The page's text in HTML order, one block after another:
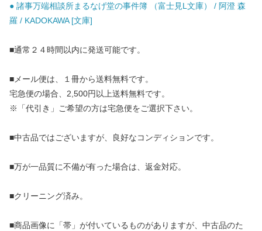
● 諸事万端相談所まるなげ堂の事件簿 （富士見L文庫） / 阿澄 森
羅 / KADOKAWA [文庫]
■通常２４時間以内に発送可能です。
■メール便は、１冊から送料無料です。
宅急便の場合、2,500円以上送料無料です。
※「代引き」ご希望の方は宅急便をご選択下さい。
■中古品ではございますが、良好なコンディションです。
■万が一品質に不備が有った場合は、返金対応。
■クリーニング済み。
■商品画像に「帯」が付いているものがありますが、中古品のた